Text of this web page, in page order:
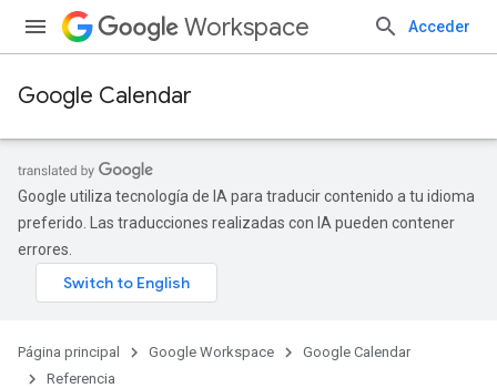
Workspace Acceder
Google Calendar
Google utiliza tecnología de IA para traducir contenido a tu idioma
preferido. Las traducciones realizadas con IA pueden contener
errores.
Página principal Google Workspace
Google Calendar
Referencia